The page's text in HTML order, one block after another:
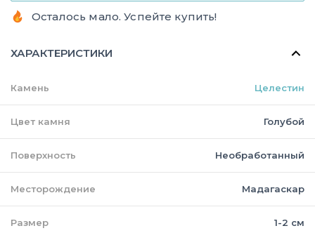
Осталось мало. Успейте купить!
ХАРАКТЕРИСТИКИ
Камень Целестин
Цвет камня Голубой
Поверхность Необработанный
Месторождение Мадагаскар
Размер 1-2 см